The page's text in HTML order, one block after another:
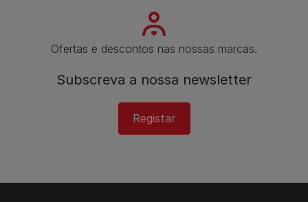
Ofertas e descontos nas nossas marcas.
Subscreva a nossa newsletter
Registar